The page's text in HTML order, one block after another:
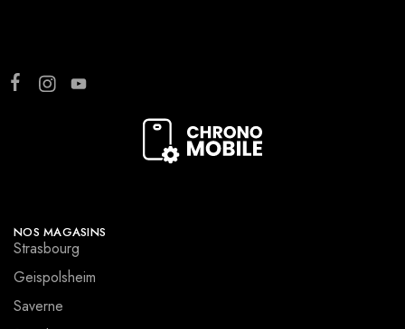
NOS MAGASINS
Strasbourg
Geispolsheim
Saverne